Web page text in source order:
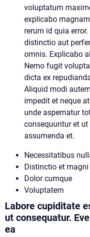
voluptatum
explicabo
rerum id quia
distinctio aut
omnis. Explicabo
Nemo fugit
dicta ex
Aliquid modi
impedit et neque
unde aspernatur
consequuntur et
assumenda et.
Necessitatibus
Distinctio et
Dolor cumque
Voluptatem
Labore cupiditate
ut consequatur.
ea